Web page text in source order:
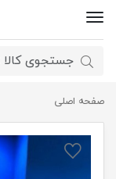
صفحه اصلی
پرده کتان کنفی